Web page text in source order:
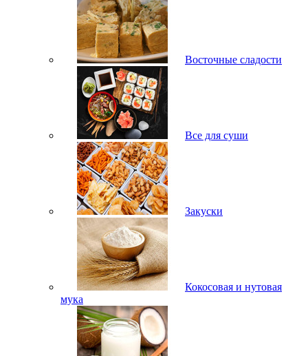
Восточные сладости
Все для суши
Закуски
Кокосовая и нутовая
мука